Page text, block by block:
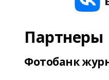
Партнеры
Фотобанк